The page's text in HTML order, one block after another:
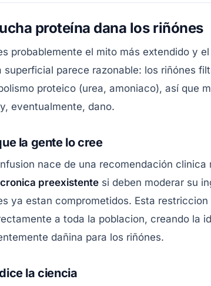
proteína dana los riñónes
probablemente el mito más extendido y
superficial parece razonable: los riñónes
proteico (urea, amoniaco), así que
eventualmente, dano.
la gente lo cree
nace de una recomendación clinica
preexistente si deben moderar su
ya estan comprometidos. Esta
a toda la poblacion, creando la
dañina para los riñónes.
la ciencia